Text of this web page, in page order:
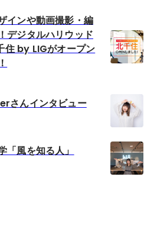
インや動画撮影・編
デジタルハリウッド
住 by LIGがオープン
さんインタビュー
「風を知る人」